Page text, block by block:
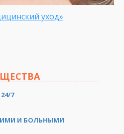
уход»
7
И БОЛЬНЫМИ